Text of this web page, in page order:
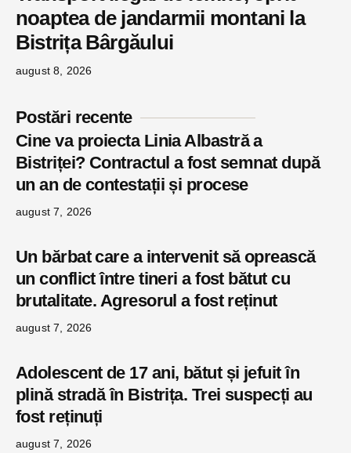
noaptea de jandarmii montani la
Bistrița Bârgăului
august 8, 2026
Postări recente
Cine va proiecta Linia Albastră a
Bistriței? Contractul a fost semnat după
un an de contestații și procese
august 7, 2026
Un bărbat care a intervenit să oprească
un conflict între tineri a fost bătut cu
brutalitate. Agresorul a fost reținut
august 7, 2026
Adolescent de 17 ani, bătut și jefuit în
plină stradă în Bistrița. Trei suspecți au
fost reținuți
august 7, 2026